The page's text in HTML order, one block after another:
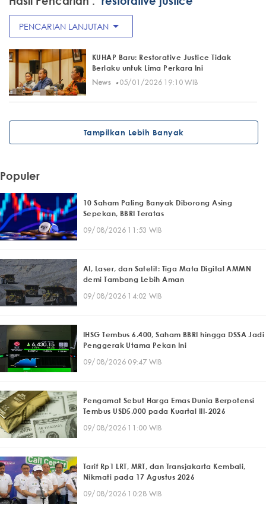
PENCARIAN LANJUTAN arrow_drop_down
KUHAP Baru: Restorative Justice Tidak
Berlaku untuk Lima Perkara Ini
News· 05/01/2026 19:10 WIB
Tampilkan Lebih Banyak
Populer
10 Saham Paling Banyak Diborong Asing
Sepekan, BBRI Teratas
09/08/2026 11:53 WIB
AI, Laser, dan Satelit: Tiga Mata Digital AMMN
demi Tambang Lebih Aman
09/08/2026 14:02 WIB
IHSG Tembus 6.400, Saham BBRI hingga DSSA Jadi
Penggerak Utama Pekan Ini
09/08/2026 09:47 WIB
Pengamat Sebut Harga Emas Dunia Berpotensi
Tembus USD5.000 pada Kuartal III-2026
09/08/2026 11:00 WIB
Tarif Rp1 LRT, MRT, dan Transjakarta Kembali,
Nikmati pada 17 Agustus 2026
09/08/2026 10:28 WIB